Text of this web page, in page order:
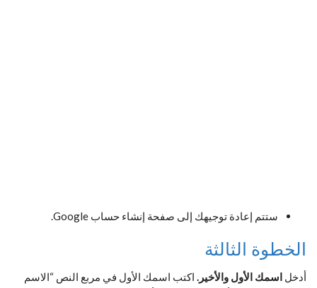
ستتم إعادة توجيهك إلى صفحة إنشاء حساب Google.
الخطوة الثالثة
أدخل اسمك الأول والأخير. اكتب اسمك الأول في مربع النص “الاسم